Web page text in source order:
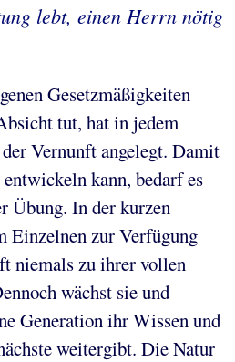
lebt, einen Herrn nötig
Gesetzmäßigkeiten
tut, hat in jedem
Vernunft angelegt. Damit
kann, bedarf es
Übung. In der kurzen
Einzelnen zur Verfügung
niemals zu ihrer vollen
wächst sie und
Generation ihr Wissen und
weitergibt. Die Natur